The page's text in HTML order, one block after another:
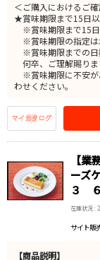
＜ご購入におけるご
★賞味期限まで15日以
※賞味期限まで15日
※賞味期限の指定は
※賞味期限までの日
何卒、ご理解賜りま
※賞味期限に不安が
わせください。
【
ーズ
３
在庫状況 :
サイト販
【商品説明】